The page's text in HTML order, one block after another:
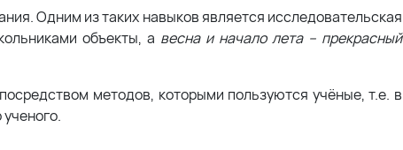
Одним из таких навыков является исследовательская
объекты, а весна и начало лета – прекрасный
методов, которыми пользуются учёные, т.е. в